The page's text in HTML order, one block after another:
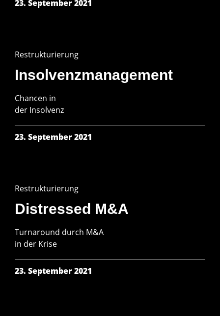
23. September 2021
Restrukturierung
Insolvenz­management
Chancen in
der Insolvenz
23. September 2021
Restrukturierung
Distressed M&A
Turn­around durch M&A
in der Krise
23. September 2021